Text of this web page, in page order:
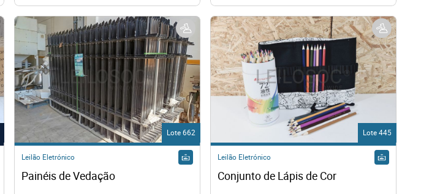
Lote 662
Leilão Eletrónico
Lote 445
Leilão Eletrónico
Conjunto de Lápis de Cor